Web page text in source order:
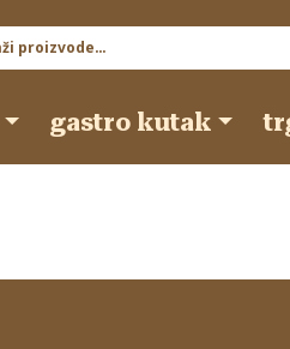
gastro kutak